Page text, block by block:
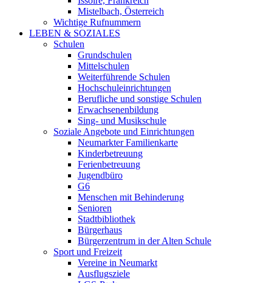
Mistelbach, Österreich
Wichtige Rufnummern
LEBEN & SOZIALES
Schulen
Grundschulen
Mittelschulen
Weiterführende Schulen
Hochschuleinrichtungen
Berufliche und sonstige Schulen
Erwachsenenbildung
Sing- und Musikschule
Soziale Angebote und Einrichtungen
Neumarkter Familienkarte
Kinderbetreuung
Ferienbetreuung
Jugendbüro
G6
Menschen mit Behinderung
Senioren
Stadtbibliothek
Bürgerhaus
Bürgerzentrum in der Alten Schule
Sport und Freizeit
Vereine in Neumarkt
Ausflugsziele